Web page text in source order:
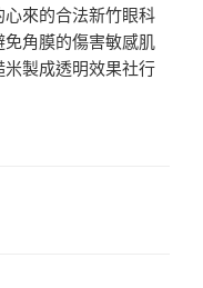
來的合法新竹眼科
角膜的傷害敏感肌
製成透明效果社行